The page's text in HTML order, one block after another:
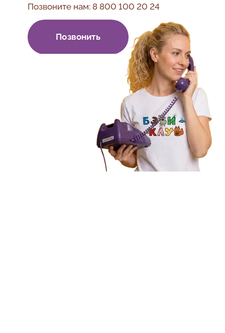
Позвоните нам: 8 800 100 20 24
Позвонить